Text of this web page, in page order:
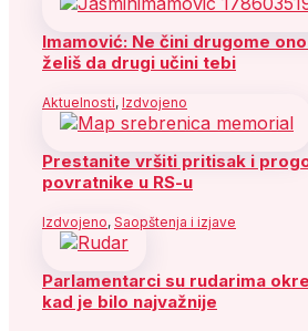
Imamović: Ne čini drugome
želiš da drugi učini tebi
Aktuelnosti, Izdvojeno
Prestanite vršiti pritisak i
povratnike u RS-u
Izdvojeno, Saopštenja i izjave
Parlamentarci su rudarima
kad je bilo najvažnije